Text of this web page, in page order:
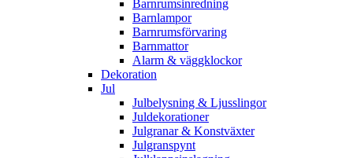
Barnrumsinredning
Barnlampor
Barnrumsförvaring
Barnmattor
Alarm & väggklockor
Dekoration
Jul
Julbelysning & Ljusslingor
Juldekorationer
Julgranar & Konstväxter
Julgranspynt